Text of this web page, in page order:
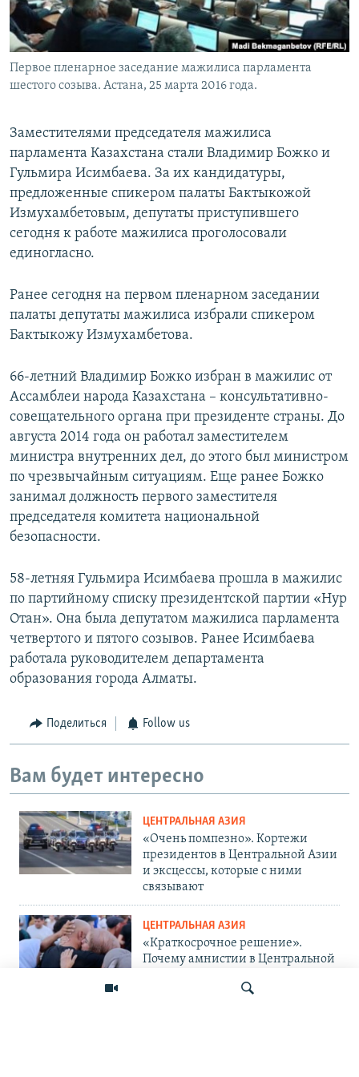
Первое пленарное заседание мажилиса парламента
шестого созыва. Астана, 25 марта 2016 года.
Заместителями председателя мажилиса
парламента Казахстана стали Владимир Божко и
Гульмира Исимбаева. За их кандидатуры,
предложенные спикером палаты Бактыкожой
Измухамбетовым, депутаты приступившего
сегодня к работе мажилиса проголосовали
единогласно.
Ранее сегодня на первом пленарном заседании
палаты депутаты мажилиса избрали спикером
Бактыкожу Измухамбетова.
66-летний Владимир Божко избран в мажилис от
Ассамблеи народа Казахстана – консультативно-
совещательного органа при президенте страны. До
августа 2014 года он работал заместителем
министра внутренних дел, до этого был министром
по чрезвычайным ситуациям. Еще ранее Божко
занимал должность первого заместителя
председателя комитета национальной
безопасности.
58-летняя Гульмира Исимбаева прошла в мажилис
по партийному списку президентской партии «Нур
Отан». Она была депутатом мажилиса парламента
четвертого и пятого созывов. Ранее Исимбаева
работала руководителем департамента
образования города Алматы.
Поделиться Follow us
Вам будет интересно
ЦЕНТРАЛЬНАЯ АЗИЯ
«Очень помпезно». Кортежи
президентов в Центральной Азии
и эксцессы, которые с ними
связывают
ЦЕНТРАЛЬНАЯ АЗИЯ
«Краткосрочное решение».
Почему амнистии в Центральной